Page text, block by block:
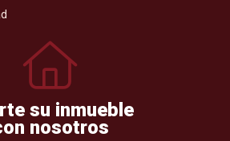
su inmueble
nosotros